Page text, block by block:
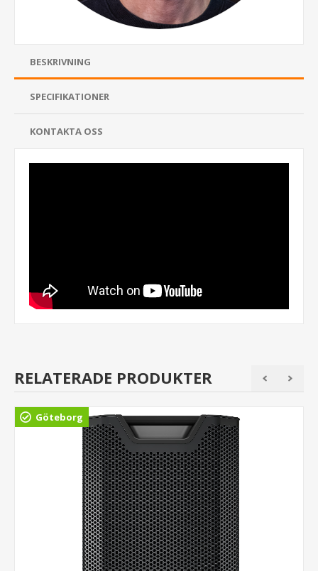
BESKRIVNING
SPECIFIKATIONER
KONTAKTA OSS
RELATERADE PRODUKTER
Göteborg